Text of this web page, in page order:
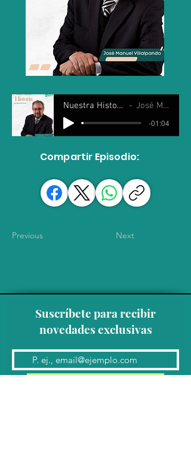
Nuestra Historia 24 Septiembre 2025 José Manuel Villalpando
-01:04
Compartir Episodio:
Previous Next
Suscríbete para recibir
novedades exclusivas
Unirse a la lista de correo